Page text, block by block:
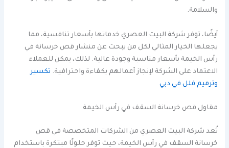
والسلامة.
أيضًا، توفر شركة البيت العصري خدماتها بأسعار تنافسية، مما
يجعلها الخيار المثالي لكل من يبحث عن منشار قص خرسانة في
رأس الخيمة بأسعار مناسبة وجودة عالية. لذلك، يمكن للعملاء
الاعتماد على الشركة لإنجاز أعمالهم بكفاءة واحترافية. تكسير
وترميم فلل في دبي
مقاول قص خرسانة السقف في رأس الخيمة
تُعد شركة البيت العصري من الشركات المتخصصة في قص
خرسانة السقف في رأس الخيمة، حيث توفر حلولًا مبتكرة باستخدام